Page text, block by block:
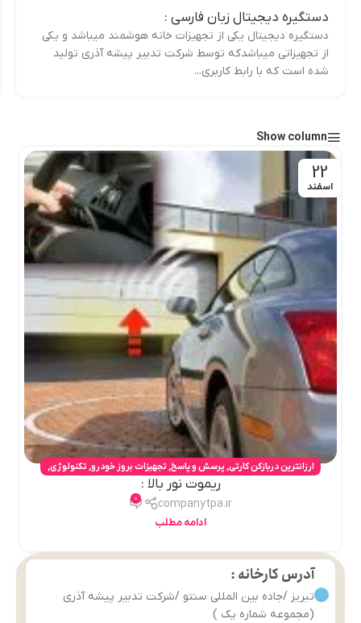
دستگیره دیجیتال زبان فارسی :
دستگیره دیجیتال یکی از تجهیزات خانه هوشمند میباشد و یکی
از تجهیزاتی میباشدکه توسط شرکت تدبیر پیشه آذری تولید
شده است که با رابط کاربری...
Show column
22
اسفند
ارزانترین دربازکن کارتی, پرسش و پاسخ, تجهیزات بروز خودرو, تکنولوژی,
دربازکن درب حیاط,ریموت نور بالا
ریموت نور بالا :
companytpa.ir
0
ادامه مطلب
آدرس کارخانه :
تبریز /جاده بین المللی سنتو /شرکت تدبیر پیشه آذری
(مجموعه شماره یک )